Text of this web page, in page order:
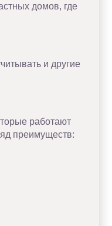
домов, где
и другие
работают
преимуществ: